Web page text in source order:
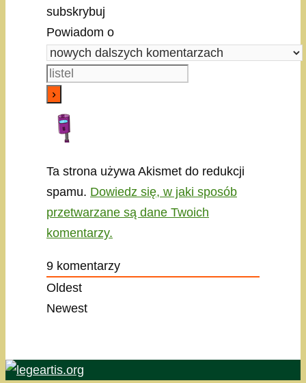
subskrybuj
Powiadom o
Ta strona używa Akismet do redukcji
spamu. Dowiedz się, w jaki sposób
przetwarzane są dane Twoich
komentarzy.
9 komentarzy
Oldest
Newest